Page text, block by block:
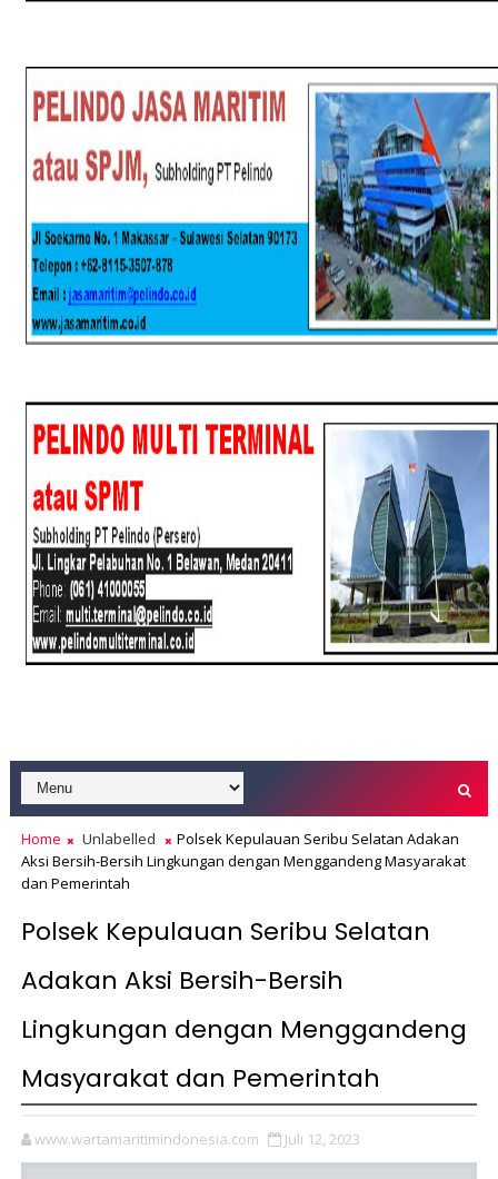
Home Unlabelled
Polsek Kepulauan Seribu Selatan Adakan
Aksi Bersih-Bersih Lingkungan dengan Menggandeng Masyarakat
dan Pemerintah
Polsek Kepulauan Seribu Selatan
Adakan Aksi Bersih-Bersih
Lingkungan dengan Menggandeng
Masyarakat dan Pemerintah
www.wartamaritimindonesia.com Juli 12, 2023